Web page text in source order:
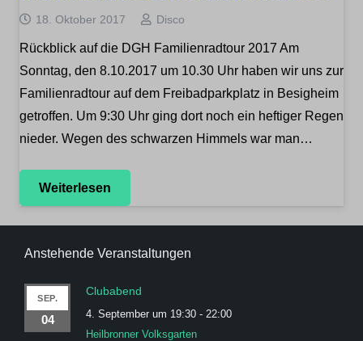
18. Oktober 2017 Disco
Rückblick auf die DGH Familienradtour 2017 Am
Sonntag, den 8.10.2017 um 10.30 Uhr haben wir uns zur
Familienradtour auf dem Freibadparkplatz in Besigheim
getroffen. Um 9:30 Uhr ging dort noch ein heftiger Regen
nieder. Wegen des schwarzen Himmels war man…
Weiterlesen
Anstehende Veranstaltungen
SEP.
04
Clubabend
4. September um 19:30 - 22:00
Heilbronner Volksgarten